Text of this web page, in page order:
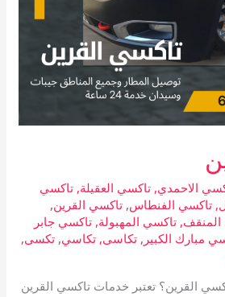
الاحمدي,تاكسي العقيلة,تاكسي
,تاكسي الفنطاس,تاكسي القرين,
,تاكسي المهبولة,تاكسي جابر
مبارك الكبير ,تكاسى,تكاسي,تكسى,
القرين؟ تعتبر خدمات تاكسي القرين